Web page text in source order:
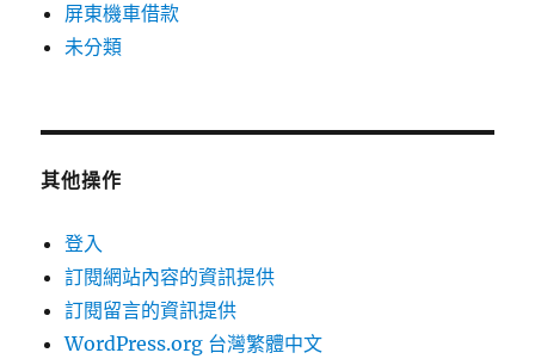
屏東機車借款
未分類
其他操作
登入
訂閱網站內容的資訊提供
訂閱留言的資訊提供
WordPress.org 台灣繁體中文